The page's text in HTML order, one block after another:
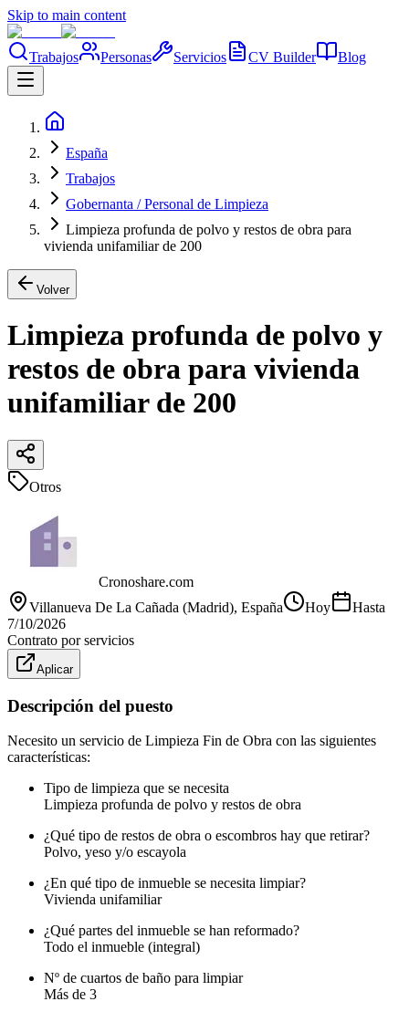
Skip to main content
Trabajos Personas Servicios CV Builder Blog
España
Trabajos
Gobernanta / Personal de Limpieza
Limpieza profunda de polvo y restos de obra para
vivienda unifamiliar de 200
Volver
Limpieza profunda de polvo y
restos de obra para vivienda
unifamiliar de 200
Otros
Cronoshare.com
Villanueva De La Cañada (Madrid), España Hoy
Hasta
7/10/2026
Contrato por servicios
Aplicar
Descripción del puesto
Necesito un servicio de Limpieza Fin de Obra con las siguientes
características:
Tipo de limpieza que se necesita
Limpieza profunda de polvo y restos de obra
¿Qué tipo de restos de obra o escombros hay que retirar?
Polvo, yeso y/o escayola
¿En qué tipo de inmueble se necesita limpiar?
Vivienda unifamiliar
¿Qué partes del inmueble se han reformado?
Todo el inmueble (integral)
Nº de cuartos de baño para limpiar
Más de 3